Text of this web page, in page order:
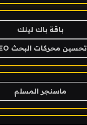
باقة باك لينك
تحسين محركات البحث SEO
ماسنجر المسلم